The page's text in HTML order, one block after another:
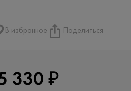
В избранное Поделиться
330 ₽